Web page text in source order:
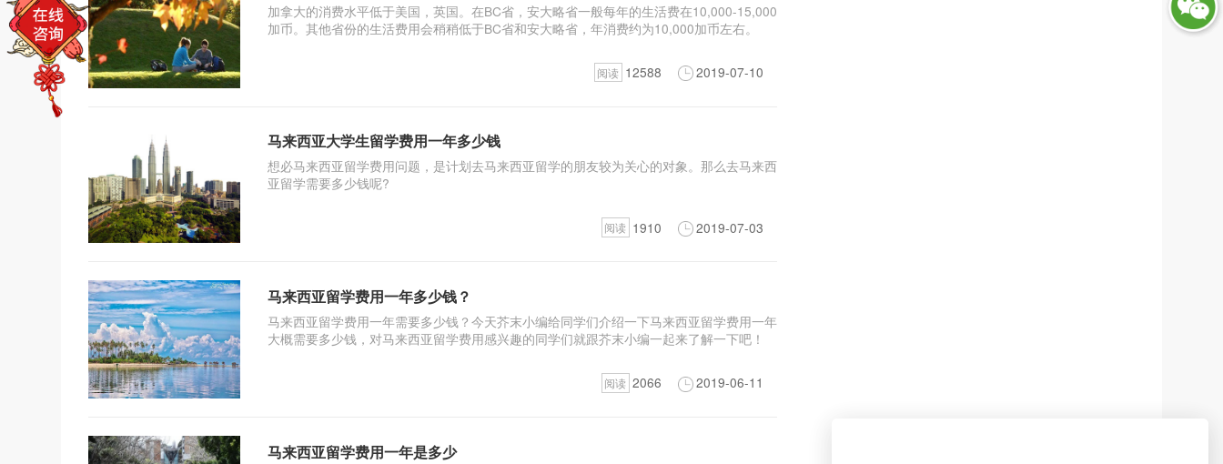
加拿大的消费水平低于美国，英国。在BC省，安大略省一般每年的生活费在10,000-15,000
加币。其他省份的生活费用会稍稍低于BC省和安大略省，年消费约为10,000加币左右。
阅读 12588 2019-07-10
马来西亚大学生留学费用一年多少钱
想必马来西亚留学费用问题，是计划去马来西亚留学的朋友较为关心的对象。那么去马来西
亚留学需要多少钱呢?
阅读 1910 2019-07-03
马来西亚留学费用一年多少钱？
马来西亚留学费用一年需要多少钱？今天芥末小编给同学们介绍一下马来西亚留学费用一年
大概需要多少钱，对马来西亚留学费用感兴趣的同学们就跟芥末小编一起来了解一下吧！
阅读 2066 2019-06-11
马来西亚留学费用一年是多少